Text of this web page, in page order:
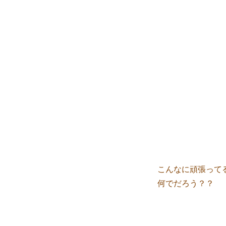
こんなに頑張って
何でだろう？？